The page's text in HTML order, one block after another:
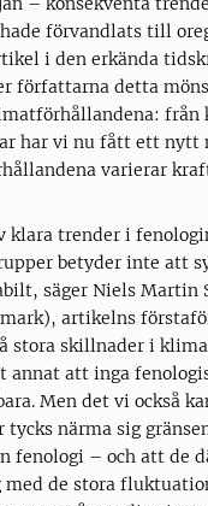
förvandlats till
i den erkända
författarna detta
från
har vi nu fått ett nytt
varierar
klara trender i
betyder inte att
säger Niels Martin
artikelns
stora skillnader i
att inga
Men det vi också
tycks närma sig
fenologi – och att de
med de stora